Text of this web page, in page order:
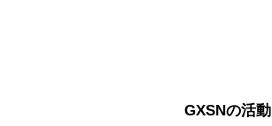
GXSNの活動